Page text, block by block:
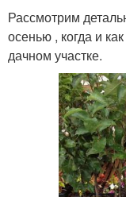
Рассмотрим
осенью , когда и
дачном участке.